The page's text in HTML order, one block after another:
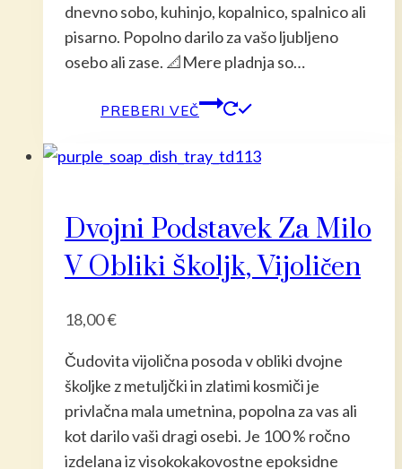
dnevno sobo, kuhinjo, kopalnico, spalnico ali
pisarno. Popolno darilo za vašo ljubljeno
osebo ali zase. 📐Mere pladnja so…
PREBERI VEČ
Dvojni Podstavek Za Milo
V Obliki Školjk, Vijoličen
18,00€
Čudovita vijolična posoda v obliki dvojne
školjke z metuljčki in zlatimi kosmiči je
privlačna mala umetnina, popolna za vas ali
kot darilo vaši dragi osebi. Je 100 % ročno
izdelana iz visokokakovostne epoksidne